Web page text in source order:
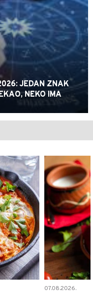
JEDAN ZNAK
NEKO IMA
0
07.08.2026.